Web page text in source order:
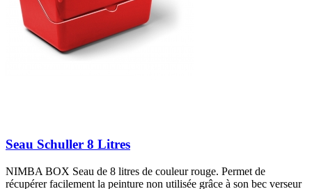
Seau Schuller 8 Litres
NIMBA BOX Seau de 8 litres de couleur rouge. Permet de
récupérer facilement la peinture non utilisée grâce à son bec verseur